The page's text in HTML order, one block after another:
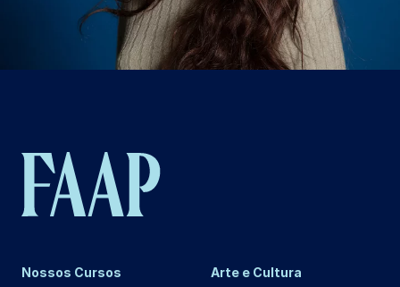
Nossos Cursos Arte e Cultura